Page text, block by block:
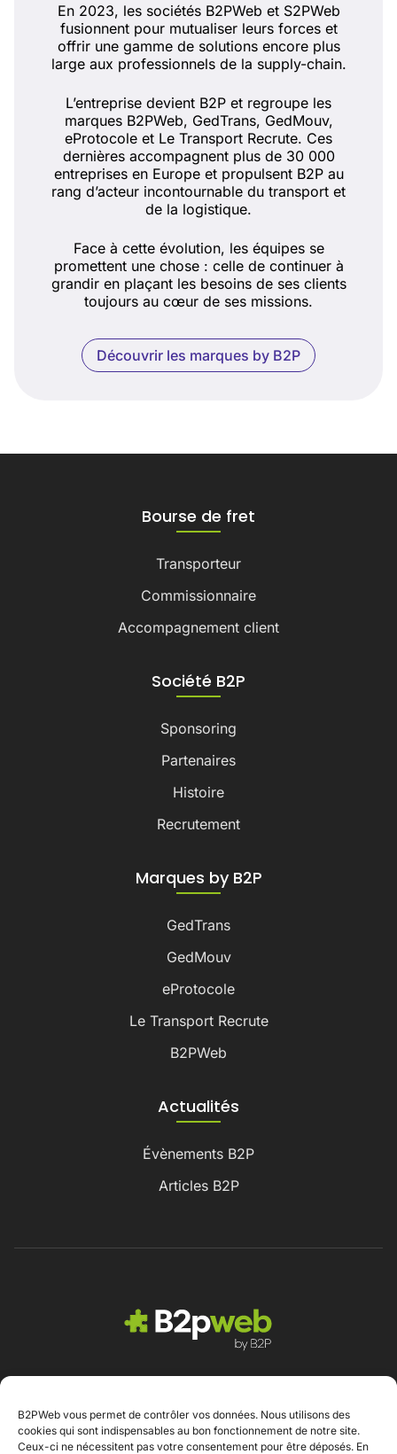
B2PWeb vous permet de contrôler vos données. Nous utilisons des
cookies qui sont indispensables au bon fonctionnement de notre site.
Ceux-ci ne nécessitent pas votre consentement pour être déposés. En
En 2023, les sociétés B2PWeb et S2PWeb
fusionnent pour mutualiser leurs forces et
offrir une gamme de solutions encore plus
large aux professionnels de la supply-chain.
L’entreprise devient B2P et regroupe les
marques B2PWeb, GedTrans, GedMouv,
eProtocole et Le Transport Recrute. Ces
dernières accompagnent plus de 30 000
entreprises en Europe et propulsent B2P au
rang d’acteur incontournable du transport et
de la logistique.
Face à cette évolution, les équipes se
promettent une chose : celle de continuer à
grandir en plaçant les besoins de ses clients
toujours au cœur de ses missions.
Découvrir les marques by B2P
Bourse de fret
Transporteur
Commissionnaire
Accompagnement client
Société B2P
Sponsoring
Partenaires
Histoire
Recrutement
Marques by B2P
GedTrans
GedMouv
eProtocole
Le Transport Recrute
B2PWeb
Actualités
Évènements B2P
Articles B2P
Contact